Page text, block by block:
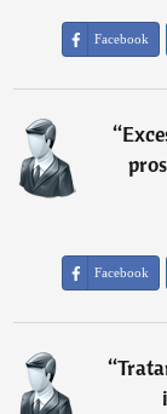
Facebook
“
Facebook
“